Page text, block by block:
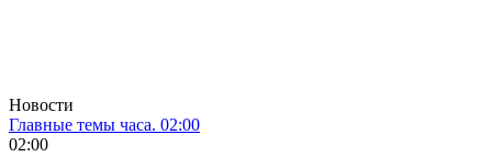
Новости
Главные темы часа. 02:00
02:00